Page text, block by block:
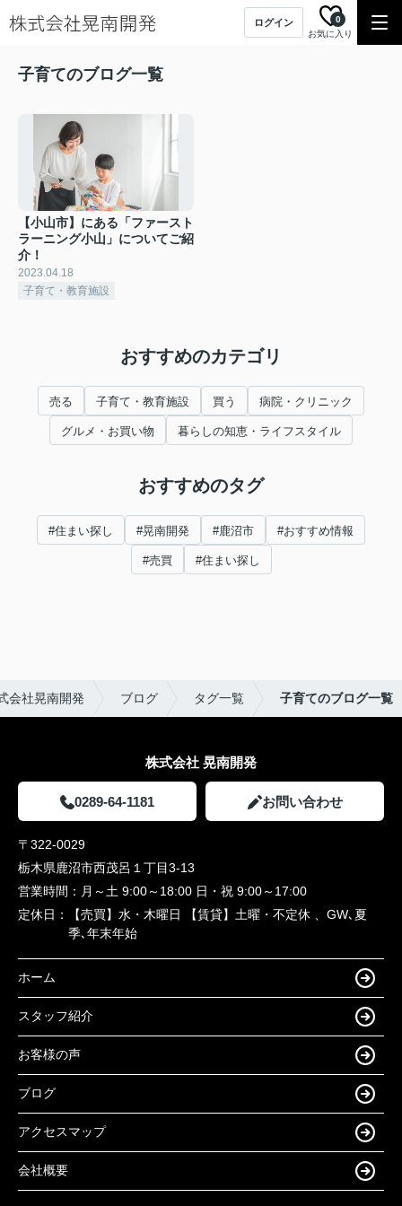
ログイン
お気に入り
0
子育てのブログ一覧
【小山市】にある「ファースト
ラーニング小山」についてご紹
介！
2023.04.18
子育て・教育施設
おすすめのカテゴリ
売る 子育て・教育施設 買う 病院・クリニック
グルメ・お買い物 暮らしの知恵・ライフスタイル
おすすめのタグ
#住まい探し #晃南開発 #鹿沼市 #おすすめ情報
#売買 #住まい探し
会社晃南開発 ブログ タグ一覧 子育てのブログ一覧
株式会社 晃南開発
0289-64-1181 お問い合わせ
〒322-0029
栃木県鹿沼市西茂呂１丁目3-13
営業時間： 月～土 9:00～18:00 日・祝 9:00～17:00
定休日：
【売買】水・木曜日 【賃貸】土曜・不定休 、GW､夏
季､年末年始
ホーム
スタッフ紹介
お客様の声
ブログ
アクセスマップ
会社概要